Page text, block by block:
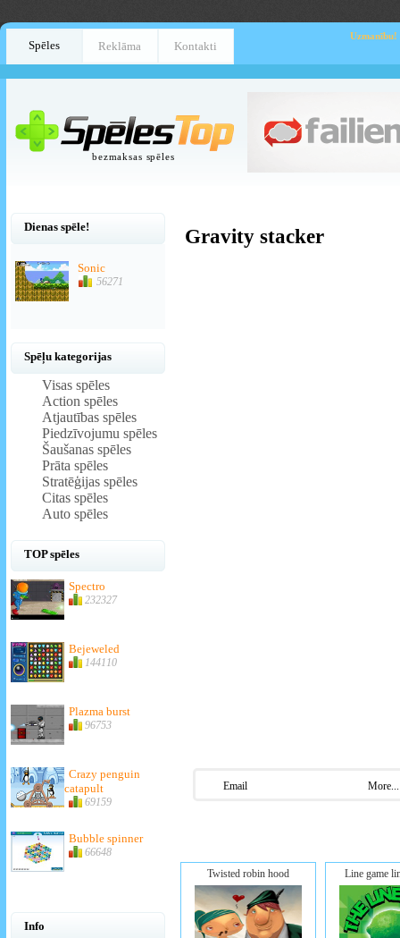
Spēles Reklāma Kontakti
Uzmanību!
bezmaksas spēles
Dienas spēle!
Sonic
56271
Spēļu kategorijas
Visas spēles
Action spēles
Atjautības spēles
Piedzīvojumu spēles
Šaušanas spēles
Prāta spēles
Stratēģijas spēles
Citas spēles
Auto spēles
TOP spēles
Spectro
232327
Bejeweled
144110
Plazma burst
96753
Crazy penguin
catapult
69159
Bubble spinner
66648
Info
Gravity stacker
Email More...
Twisted robin hood Line game